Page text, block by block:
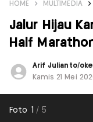
HOME MULTIMEDIA
Jalur Hijau
Half
Arif Julianto/
Kamis 21 Mei
Foto 1 / 5